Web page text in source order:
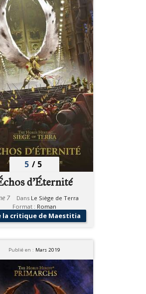
5 / 5
d’Éternité
7 Dans Le Siège de Terra
Format : Roman
la critique de Maestitia
Publié en : Mars 2019